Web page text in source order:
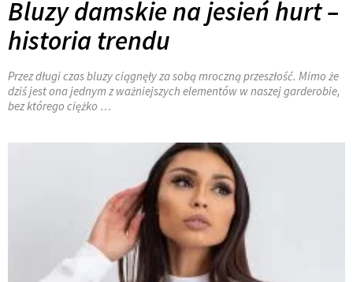
Bluzy damskie na jesień hurt –
historia trendu
Przez długi czas bluzy ciągnęły za sobą mroczną przeszłość. Mimo że
dziś jest ona jednym z ważniejszych elementów w naszej garderobie,
bez którego ciężko …